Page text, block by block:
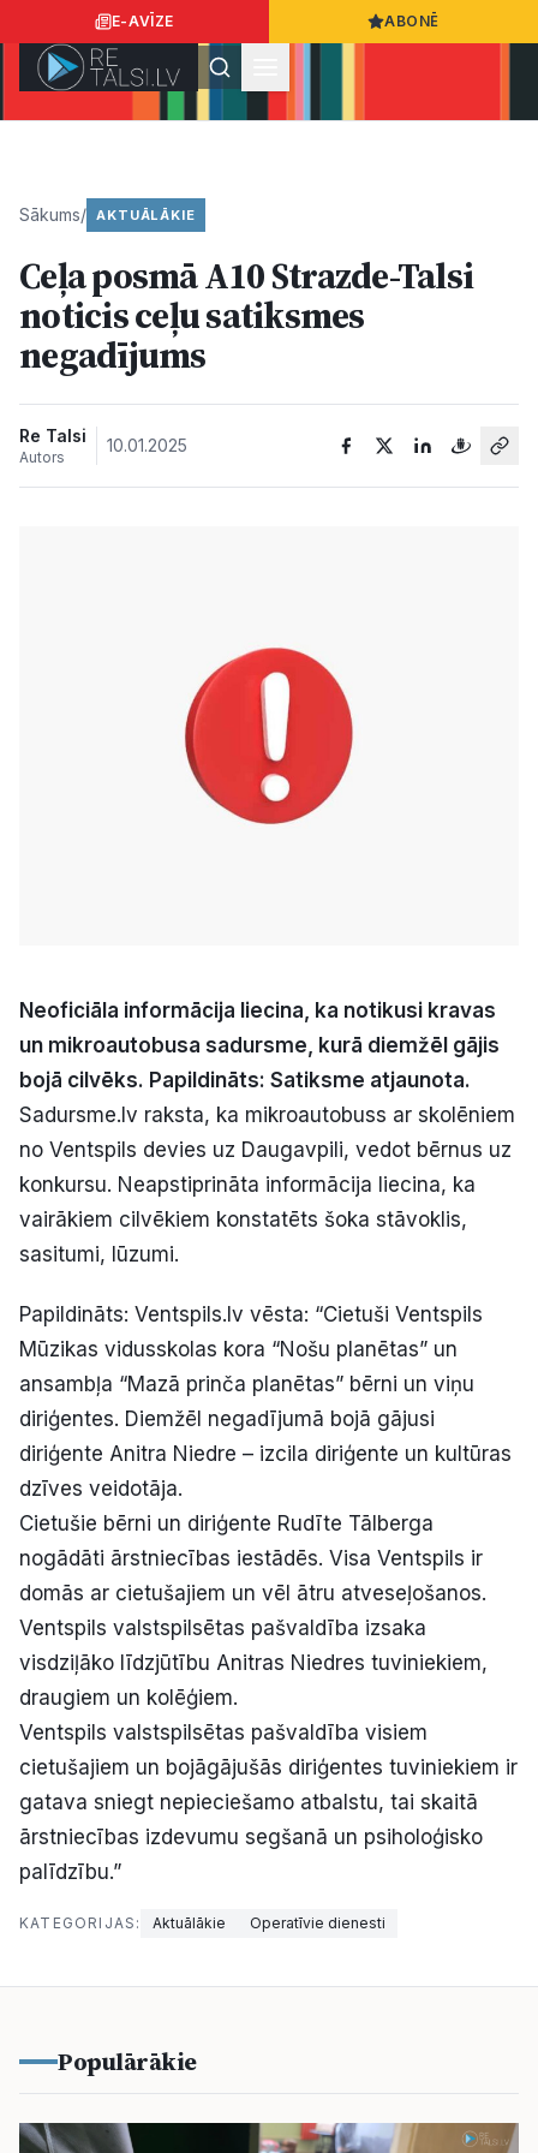
E-AVĪZE ABONĒ
Ziņas
Sabiedrība
Bizness
Video
Vieta
Reklāma
Politiskā reklāma
Par mums
Kontakti
Facebook Instagram YouTube
E-avīze Abonē
Sākums/ AKTUĀLĀKIE
Ceļa posmā A10 Strazde-Talsi
noticis ceļu satiksmes
negadījums
Re Talsi
Autors
10.01.2025
Neoficiāla informācija liecina, ka notikusi kravas
un mikroautobusa sadursme, kurā diemžēl gājis
bojā cilvēks. Papildināts: Satiksme atjaunota.
Sadursme.lv raksta, ka mikroautobuss ar skolēniem
no Ventspils devies uz Daugavpili, vedot bērnus uz
konkursu. Neapstiprināta informācija liecina, ka
vairākiem cilvēkiem konstatēts šoka stāvoklis,
sasitumi, lūzumi.
Papildināts: Ventspils.lv vēsta: “Cietuši Ventspils
Mūzikas vidusskolas kora “Nošu planētas” un
ansambļa “Mazā prinča planētas” bērni un viņu
diriģentes. Diemžēl negadījumā bojā gājusi
diriģente Anitra Niedre – izcila diriģente un kultūras
dzīves veidotāja.
Cietušie bērni un diriģente Rudīte Tālberga
nogādāti ārstniecības iestādēs. Visa Ventspils ir
domās ar cietušajiem un vēl ātru atveseļošanos.
Ventspils valstspilsētas pašvaldība izsaka
visdziļāko līdzjūtību Anitras Niedres tuviniekiem,
draugiem un kolēģiem.
Ventspils valstspilsētas pašvaldība visiem
cietušajiem un bojāgājušās diriģentes tuviniekiem ir
gatava sniegt nepieciešamo atbalstu, tai skaitā
ārstniecības izdevumu segšanā un psiholoģisko
palīdzību.”
KATEGORIJAS: Aktuālākie Operatīvie dienesti
Populārākie